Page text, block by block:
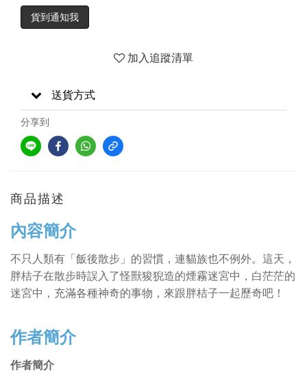
貨到通知我
加入追蹤清單
送貨方式
分享到
商品描述
內容簡介
不只人類有「飯後散步」的習慣，連貓族也不例外。這天，
胖桔子在散步時誤入了怪獸狻猊造的煙霧迷宮中，白茫茫的
迷宮中，充滿各種神奇的事物，來跟胖桔子一起歷奇吧！
作者簡介
作者簡介